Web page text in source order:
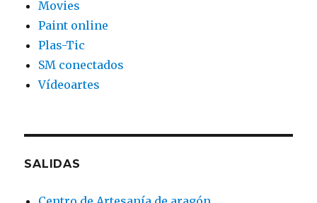
Movies
Paint online
Plas-Tic
SM conectados
Vídeoartes
SALIDAS